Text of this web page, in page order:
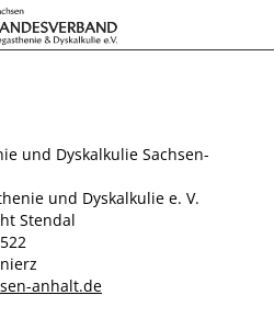
und Dyskalkulie Sachsen-
und Dyskalkulie e. V.
Stendal
anhalt.de